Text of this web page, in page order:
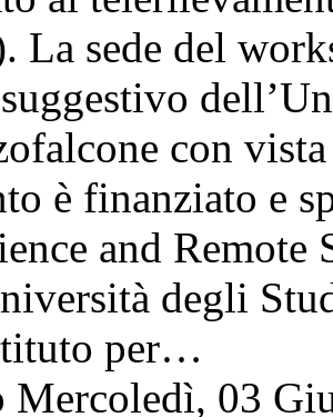
La sede del
con
è finanziato e
and
degli
per…
Mercoledì, 03